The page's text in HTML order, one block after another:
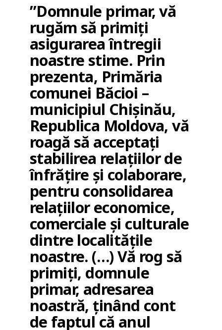
”Domnule primar, vă
rugăm să primiți
asigurarea întregii
noastre stime. Prin
prezenta, Primăria
comunei Băcioi –
municipiul Chișinău,
Republica Moldova, vă
roagă să acceptați
stabilirea relațiilor de
înfrățire și colaborare,
pentru consolidarea
relațiilor economice,
comerciale și culturale
dintre localitățile
noastre. (…) Vă rog să
primiți, domnule
primar, adresarea
noastră, ținând cont
de faptul că anul